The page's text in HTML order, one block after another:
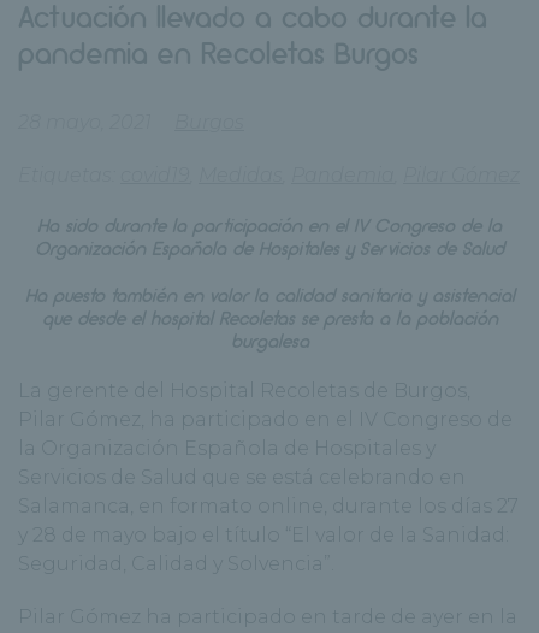
Actuación llevado a cabo durante la
pandemia en Recoletas Burgos
Ha sido durante la participación en el IV Congreso de la
Organización Española de Hospitales y Servicios de Salud
Ha puesto también en valor la calidad sanitaria y asistencial
que desde el hospital Recoletas se presta a la población
burgalesa
La gerente del Hospital Recoletas de Burgos,
Pilar Gómez, ha participado en el IV Congreso de
la Organización Española de Hospitales y
Servicios de Salud que se está celebrando en
Salamanca, en formato online, durante los días 27
y 28 de mayo bajo el título “El valor de la Sanidad:
Seguridad, Calidad y Solvencia”.
Pilar Gómez ha participado en tarde de ayer en la